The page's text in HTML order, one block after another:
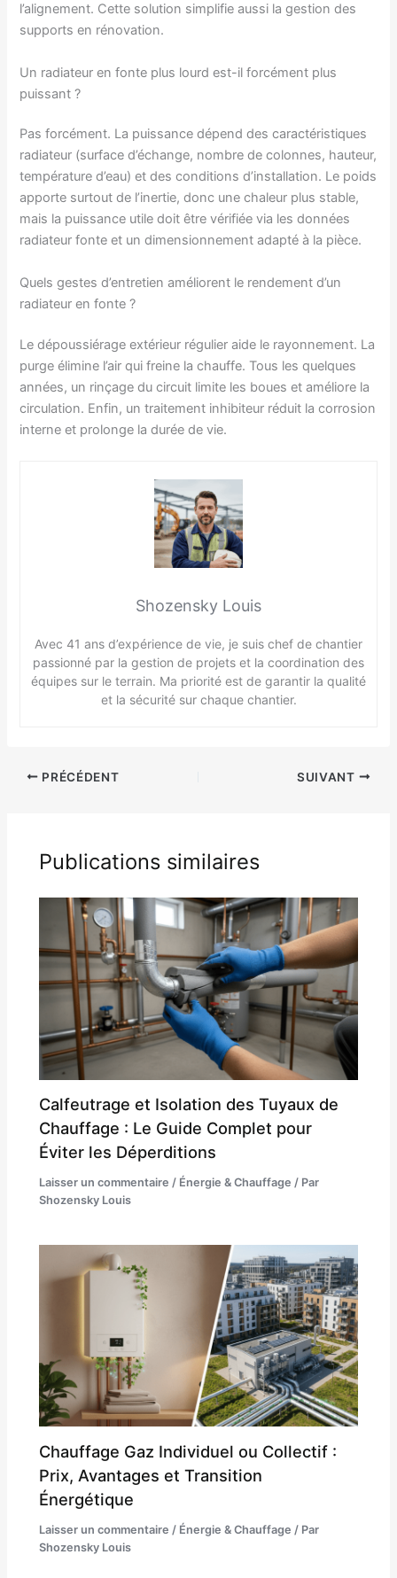
l’alignement. Cette solution simplifie aussi la gestion des
supports en rénovation.
Un radiateur en fonte plus lourd est-il forcément plus
puissant ?
Pas forcément. La puissance dépend des caractéristiques
radiateur (surface d’échange, nombre de colonnes, hauteur,
température d’eau) et des conditions d’installation. Le poids
apporte surtout de l’inertie, donc une chaleur plus stable,
mais la puissance utile doit être vérifiée via les données
radiateur fonte et un dimensionnement adapté à la pièce.
Quels gestes d’entretien améliorent le rendement d’un
radiateur en fonte ?
Le dépoussiérage extérieur régulier aide le rayonnement. La
purge élimine l’air qui freine la chauffe. Tous les quelques
années, un rinçage du circuit limite les boues et améliore la
circulation. Enfin, un traitement inhibiteur réduit la corrosion
interne et prolonge la durée de vie.
Shozensky Louis
Avec 41 ans d’expérience de vie, je suis chef de chantier
passionné par la gestion de projets et la coordination des
équipes sur le terrain. Ma priorité est de garantir la qualité
et la sécurité sur chaque chantier.
PRÉCÉDENT SUIVANT
Publications similaires
Calfeutrage et Isolation des Tuyaux de
Chauffage : Le Guide Complet pour
Éviter les Déperditions
Laisser un commentaire / Énergie & Chauffage / Par
Shozensky Louis
Chauffage Gaz Individuel ou Collectif :
Prix, Avantages et Transition
Énergétique
Laisser un commentaire / Énergie & Chauffage / Par
Shozensky Louis